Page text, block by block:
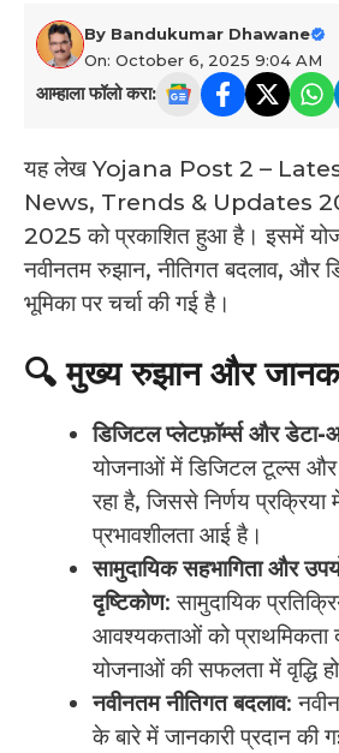
By Bandukumar Dhawane
On: October 6, 2025 9:04 AM
आम्हाला फॉलो करा:
यह लेख Yojana Post 2 –
News, Trends & Updates
2025 को प्रकाशित हुआ है। इसमें
नवीनतम रुझान, नीतिगत बदलाव, और
भूमिका पर चर्चा की गई है।
🔍 मुख्य रुझान और
डिजिटल प्लेटफ़ॉर्म्स और डेटा-
योजनाओं में डिजिटल टूल्स और
रहा है, जिससे निर्णय प्रक्रिया
प्रभावशीलता आई है।
सामुदायिक सहभागिता और
दृष्टिकोण: सामुदायिक
आवश्यकताओं को प्राथमिकता
योजनाओं की सफलता में वृद्धि
नवीनतम नीतिगत बदलाव:
के बारे में जानकारी प्रदान